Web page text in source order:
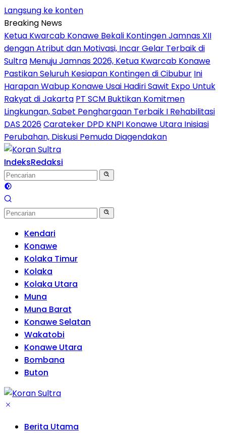
Langsung ke konten
Breaking News
Ketua Kwarcab Konawe Bekali Kontingen Jamnas XII
dengan Atribut dan Motivasi, Incar Gelar Terbaik di
Sultra Menuju Jamnas 2026, Ketua Kwarcab Konawe
Pastikan Seluruh Kesiapan Kontingen di Cibubur Ini
Harapan Wabup Konawe Usai Hadiri Sawit Expo Untuk
Rakyat di Jakarta PT SCM Buktikan Komitmen
Lingkungan, Sabet Penghargaan Terbaik I Rehabilitasi
DAS 2026Carateker DPD KNPI Konawe Utara Inisiasi
Perubahan, Diskusi Pemuda Diagendakan
IndeksRedaksi
Kendari
Konawe
Kolaka Timur
Kolaka
Kolaka Utara
Muna
Muna Barat
Konawe Selatan
Wakatobi
Konawe Utara
Bombana
Buton
Berita Utama